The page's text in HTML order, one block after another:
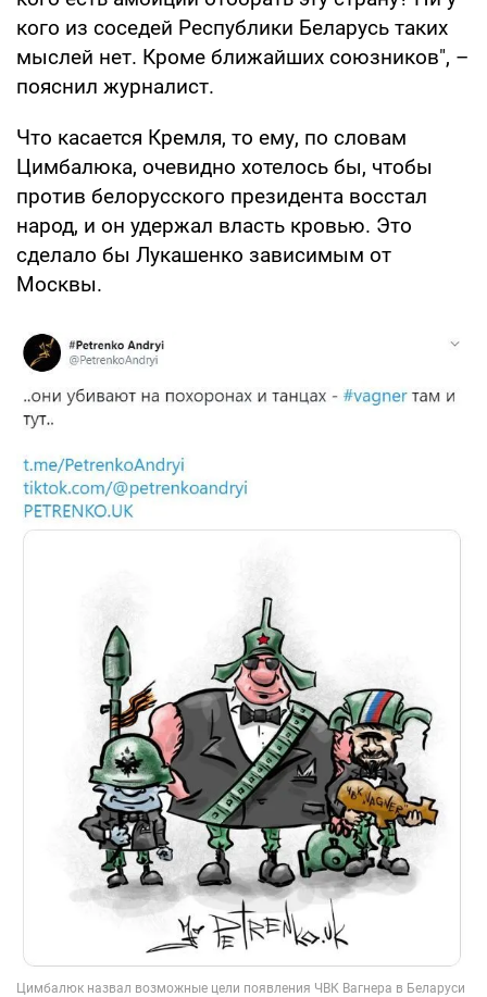
кого из соседей Республики Беларусь таких
мыслей нет. Кроме ближайших союзников", –
пояснил журналист.
Что касается Кремля, то ему, по словам
Цимбалюка, очевидно хотелось бы, чтобы
против белорусского президента восстал
народ, и он удержал власть кровью. Это
сделало бы Лукашенко зависимым от
Москвы.